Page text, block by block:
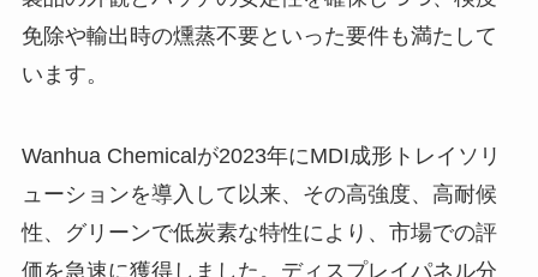
免除や輸出時の燻蒸不要といった要件も満たして
います。
Wanhua Chemicalが2023年にMDI成形トレイソリ
ューションを導入して以来、その高強度、高耐候
性、グリーンで低炭素な特性により、市場での評
価を急速に獲得しました。ディスプレイパネル分